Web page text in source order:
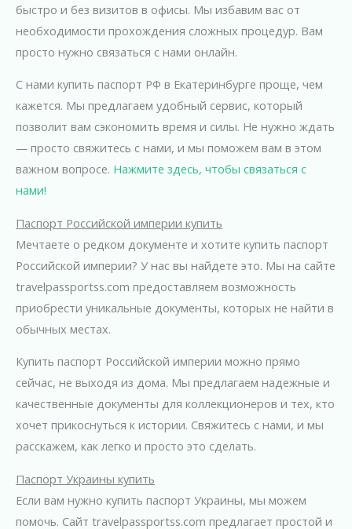
быстро и без визитов в офисы. Мы избавим вас от
необходимости прохождения сложных процедур. Вам
просто нужно связаться с нами онлайн.
С нами купить паспорт РФ в Екатеринбурге проще, чем
кажется. Мы предлагаем удобный сервис, который
позволит вам сэкономить время и силы. Не нужно ждать
— просто свяжитесь с нами, и мы поможем вам в этом
важном вопросе. Нажмите здесь, чтобы связаться с
нами!
Паспорт Российской империи купить
Мечтаете о редком документе и хотите купить паспорт
Российской империи? У нас вы найдете это. Мы на сайте
travelpassportss.com предоставляем возможность
приобрести уникальные документы, которых не найти в
обычных местах.
Купить паспорт Российской империи можно прямо
сейчас, не выходя из дома. Мы предлагаем надежные и
качественные документы для коллекционеров и тех, кто
хочет прикоснуться к истории. Свяжитесь с нами, и мы
расскажем, как легко и просто это сделать.
Паспорт Украины купить
Если вам нужно купить паспорт Украины, мы можем
помочь. Сайт travelpassportss.com предлагает простой и